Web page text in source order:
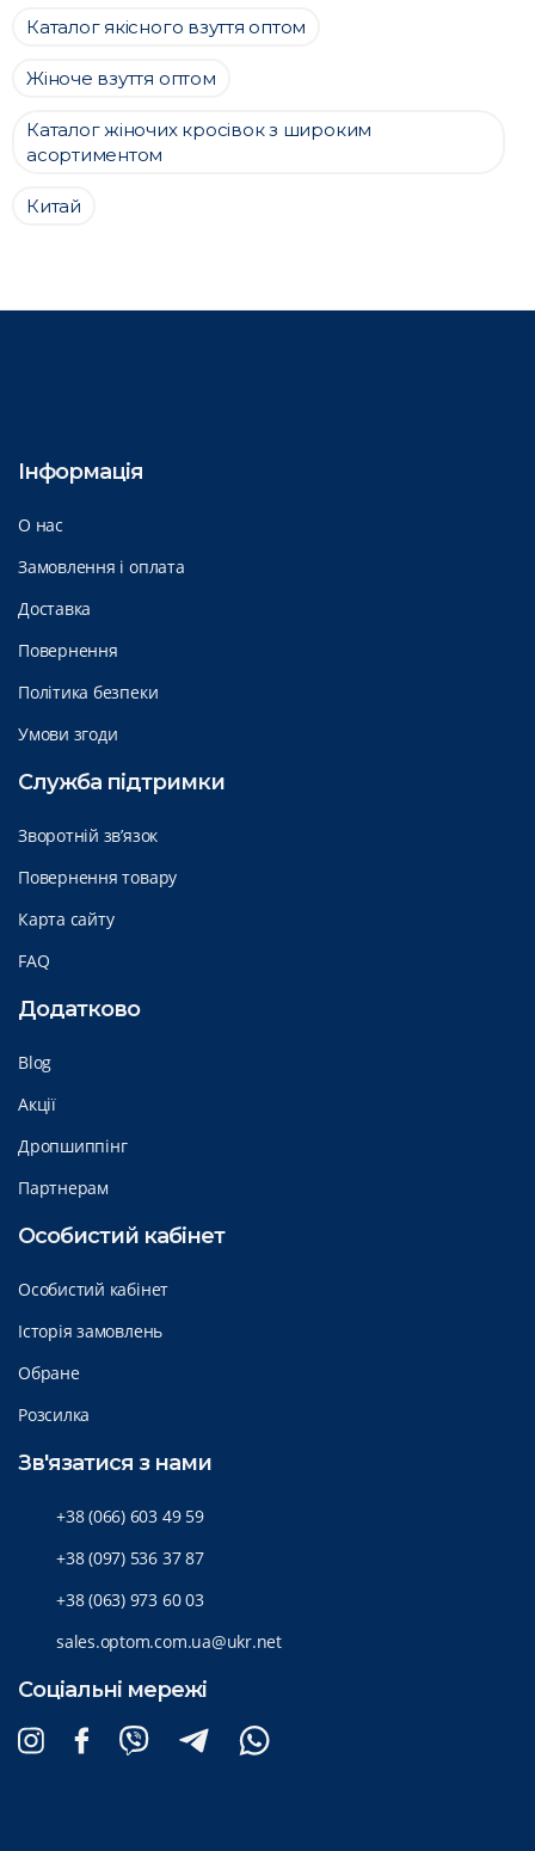
Каталог якісного взуття оптом
Жіноче взуття оптом
Каталог жіночих кросівок з широким
асортиментом
Китай
Інформація
О нас
Замовлення і оплата
Доставка
Повернення
Політика безпеки
Умови згоди
Служба підтримки
Зворотній зв’язок
Повернення товару
Карта сайту
FAQ
Додатково
Blog
Акції
Дропшиппінг
Партнерам
Особистий кабінет
Особистий кабінет
Історія замовлень
Обране
Розсилка
Зв'язатися з нами
+38 (066) 603 49 59
+38 (097) 536 37 87
+38 (063) 973 60 03
sales.optom.com.ua@ukr.net
Соціальні мережі